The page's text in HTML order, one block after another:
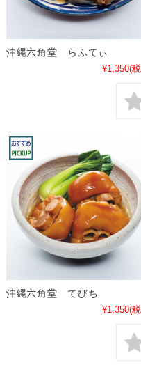
沖縄六角堂 らふてぃ
¥1,350(
沖縄六角堂 てびち
¥1,350(